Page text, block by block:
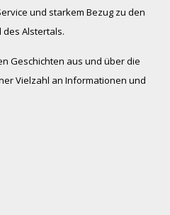
und starkem Bezug zu den
Alstertals.
Geschichten aus und über die
Vielzahl an Informationen und